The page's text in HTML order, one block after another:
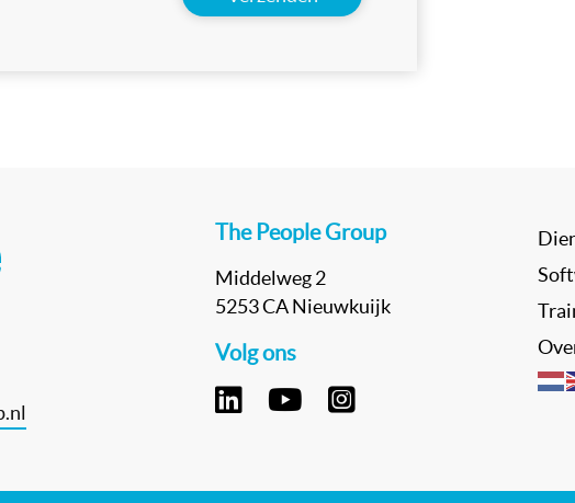
The People Group
Middelweg 2
5253 CA Nieuwkuijk
Volg ons